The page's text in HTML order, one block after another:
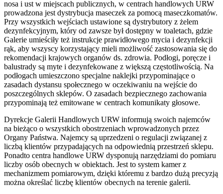
nosa i ust w miejscach publicznych, w centrach handlowych URW
prowadzona jest dystrybucja maseczek za pomocą maseczkomatów.
Przy wszystkich wejściach ustawione są dystrybutory z żelem
dezynfekcyjnym, który od zawsze był dostępny w toaletach, gdzie
Galerie umieściły też instrukcje prawidłowego mycia i dezynfekcji
rąk, aby wszyscy korzystający mieli możliwość zastosowania się do
rekomendacji krajowych organów ds. zdrowia. Podłogi, poręcze i
balustrady są myte i dezynfekowane z większą częstotliwością. Na
podłogach umieszczono specjalne naklejki przypominające o
zasadach dystansu społecznego w oczekiwaniu na wejście do
poszczególnych sklepów. O zasadach bezpiecznego zachowania
przypominają też emitowane w centrach komunikaty głosowe.
Dyrekcje Galerii Handlowych URW informują swoich najemców
na bieżąco o wszystkich obostrzeniach wprowadzonych przez
Organy Państwa. Najemcy są uprzedzeni o regulacji związanej z
liczbą klientów przypadających na odpowiednią przestrzeń sklepu.
Ponadto centra handlowe URW dysponują narzędziami do pomiaru
liczby osób obecnych w obiektach. Jest to system kamer z
mechanizmem pomiarowym, dzięki któremu z bardzo dużą precyzją
można określać liczbę klientów obecnych na terenie galerii.